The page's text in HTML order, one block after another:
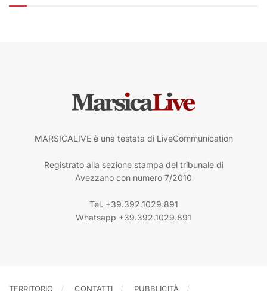
MARSICALIVE è una testata di LiveCommunication
Registrato alla sezione stampa del tribunale di
Avezzano con numero 7/2010
Tel. +39.392.1029.891
Whatsapp +39.392.1029.891
TERRITORIO CONTATTI PUBBLICITÀ